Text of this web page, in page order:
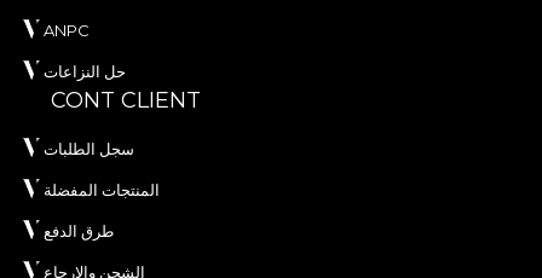
ANPC
حل النزاعات
CONT CLIENT
سجل الطلبات
المنتجات المفضلة
طرق الدفع
الشحن والإرجاع